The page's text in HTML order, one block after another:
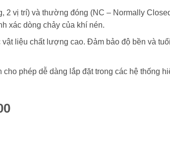
2 vị trí) và thường đóng (NC – Normally
xác dòng chảy của khí nén.
liệu chất lượng cao. Đảm bảo độ bền và
cho phép dễ dàng lắp đặt trong các hệ thống